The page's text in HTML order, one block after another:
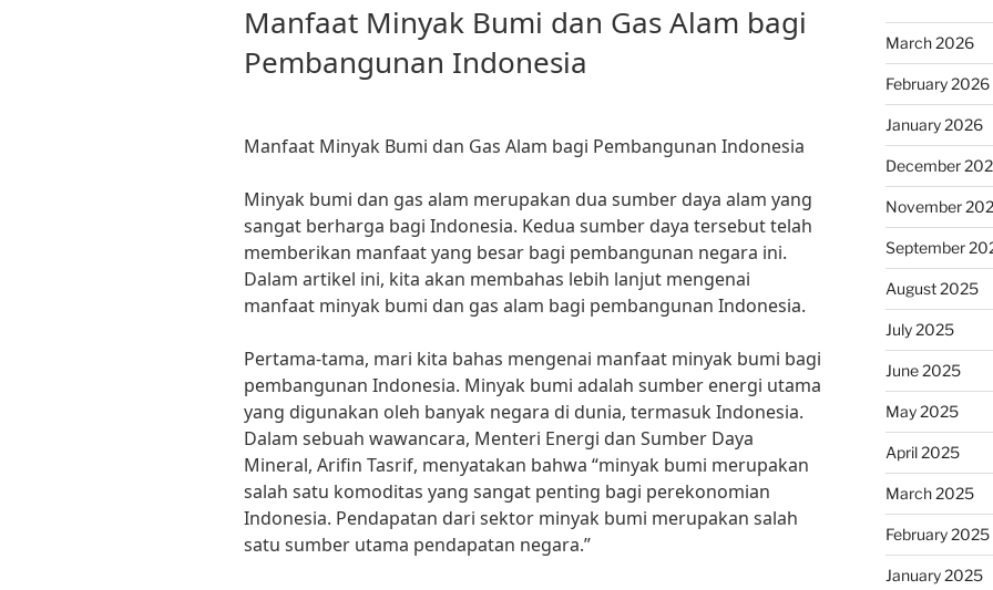
Manfaat Minyak Bumi dan Gas Alam bagi
Pembangunan Indonesia
Manfaat Minyak Bumi dan Gas Alam bagi Pembangunan Indonesia
Minyak bumi dan gas alam merupakan dua sumber daya alam yang
sangat berharga bagi Indonesia. Kedua sumber daya tersebut telah
memberikan manfaat yang besar bagi pembangunan negara ini.
Dalam artikel ini, kita akan membahas lebih lanjut mengenai
manfaat minyak bumi dan gas alam bagi pembangunan Indonesia.
Pertama-tama, mari kita bahas mengenai manfaat minyak bumi bagi
pembangunan Indonesia. Minyak bumi adalah sumber energi utama
yang digunakan oleh banyak negara di dunia, termasuk Indonesia.
Dalam sebuah wawancara, Menteri Energi dan Sumber Daya
Mineral, Arifin Tasrif, menyatakan bahwa “minyak bumi merupakan
salah satu komoditas yang sangat penting bagi perekonomian
Indonesia. Pendapatan dari sektor minyak bumi merupakan salah
satu sumber utama pendapatan negara.”
March 2026
February 2026
January 2026
December
November
September
August 2025
July 2025
June 2025
May 2025
April 2025
March 2025
February 2025
January 2025